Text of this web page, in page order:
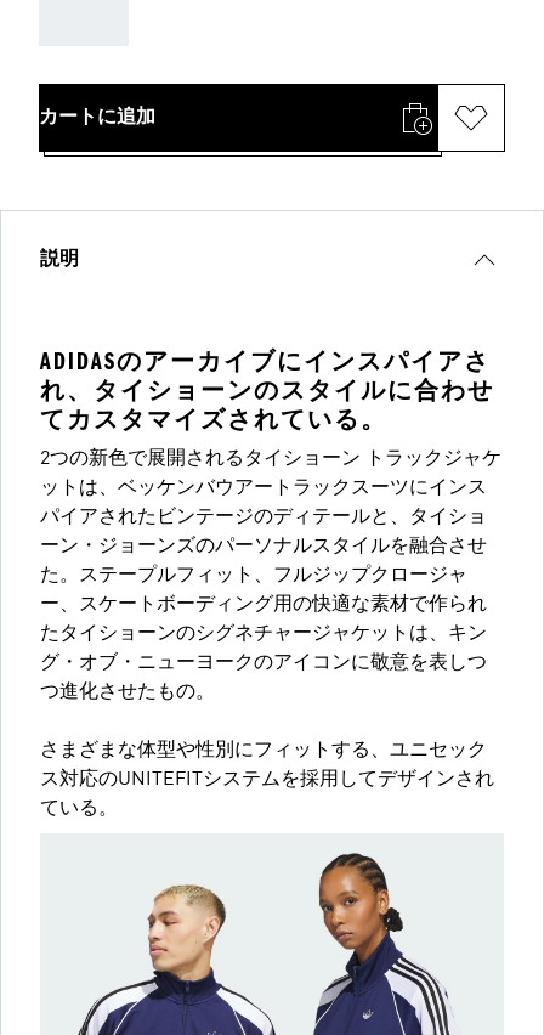
カートに追加
説明
ADIDASのアーカイブにインスパイアさ
れ、タイショーンのスタイルに合わせ
てカスタマイズされている。
2つの新色で展開されるタイショーン トラックジャケ
ットは、ベッケンバウアートラックスーツにインス
パイアされたビンテージのディテールと、タイショ
ーン・ジョーンズのパーソナルスタイルを融合させ
た。ステープルフィット、フルジップクロージャ
ー、スケートボーディング用の快適な素材で作られ
たタイショーンのシグネチャージャケットは、キン
グ・オブ・ニューヨークのアイコンに敬意を表しつ
つ進化させたもの。
さまざまな体型や性別にフィットする、ユニセック
ス対応のUNITEFITシステムを採用してデザインされ
ている。